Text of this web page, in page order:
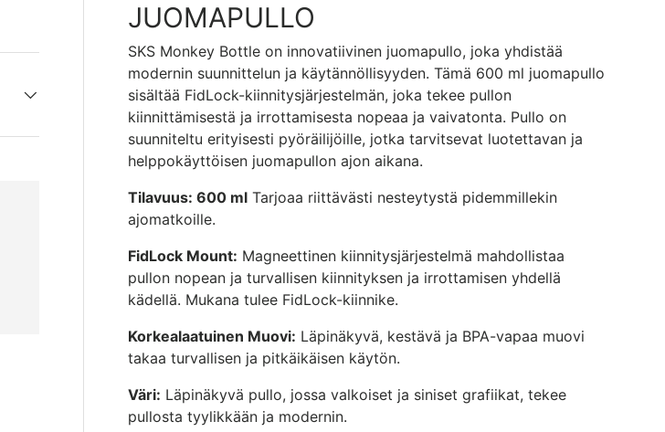
JUOMAPULLO
SKS Monkey Bottle on innovatiivinen juomapullo, joka yhdistää
modernin suunnittelun ja käytännöllisyyden. Tämä 600 ml juomapullo
sisältää FidLock-kiinnitysjärjestelmän, joka tekee pullon
kiinnittämisestä ja irrottamisesta nopeaa ja vaivatonta. Pullo on
suunniteltu erityisesti pyöräilijöille, jotka tarvitsevat luotettavan ja
helppokäyttöisen juomapullon ajon aikana.
Tilavuus:600 ml Tarjoaa riittävästi nesteytystä pidemmillekin
ajomatkoille.
FidLock Mount: Magneettinen kiinnitysjärjestelmä mahdollistaa
pullon nopean ja turvallisen kiinnityksen ja irrottamisen yhdellä
kädellä. Mukana tulee FidLock-kiinnike.
Korkealaatuinen Muovi: Läpinäkyvä, kestävä ja BPA-vapaa muovi
takaa turvallisen ja pitkäikäisen käytön.
Väri: Läpinäkyvä pullo, jossa valkoiset ja siniset grafiikat, tekee
pullosta tyylikkään ja modernin.